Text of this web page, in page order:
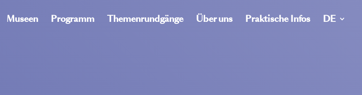
Museen Programm Themenrundgänge Über uns Praktische Infos DE